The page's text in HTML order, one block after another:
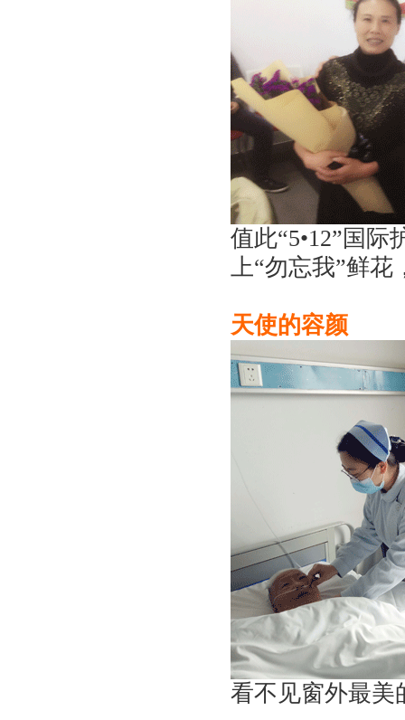
值此“5•12”国
上“勿忘我”鲜花
天使的容颜
看不见窗外最美